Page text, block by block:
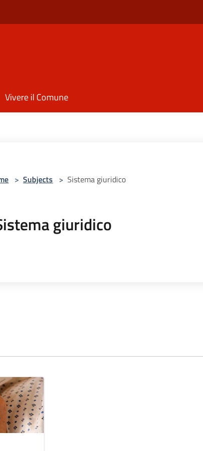
Vivere il Comune
> Subjects > Sistema giuridico
giuridico